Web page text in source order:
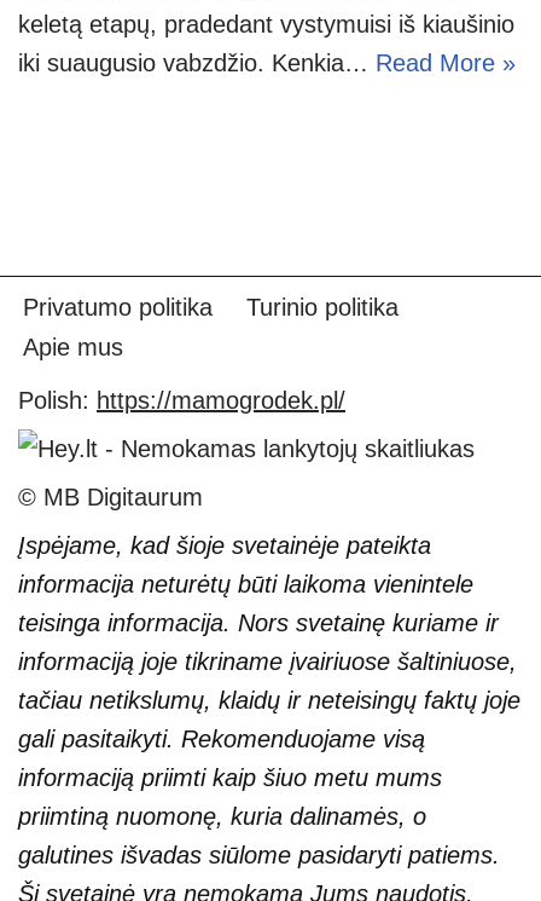
keletą etapų, pradedant vystymuisi iš kiaušinio
iki suaugusio vabzdžio. Kenkia… Read More »
Privatumo politika
Turinio politika
Apie mus
Polish: https://mamogrodek.pl/
© MB Digitaurum
Įspėjame, kad šioje svetainėje pateikta
informacija neturėtų būti laikoma vienintele
teisinga informacija. Nors svetainę kuriame ir
informaciją joje tikriname įvairiuose šaltiniuose,
tačiau netikslumų, klaidų ir neteisingų faktų joje
gali pasitaikyti. Rekomenduojame visą
informaciją priimti kaip šiuo metu mums
priimtiną nuomonę, kuria dalinamės, o
galutines išvadas siūlome pasidaryti patiems.
Ši svetainė yra nemokama Jums naudotis,